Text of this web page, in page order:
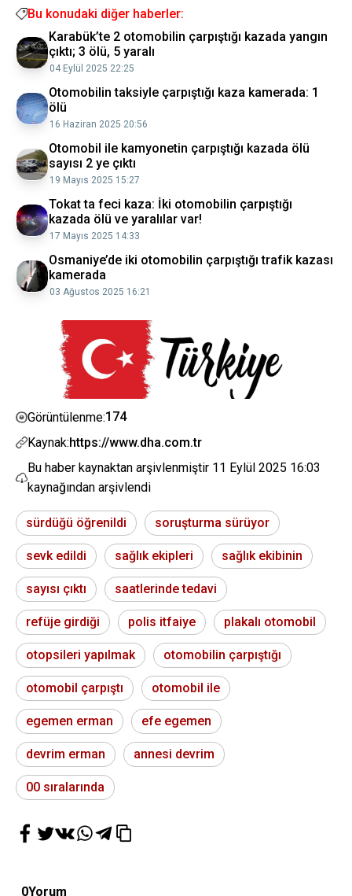
Bu konudaki diğer haberler:
Karabük’te 2 otomobilin çarpıştığı kazada yangın
çıktı; 3 ölü, 5 yaralı
04 Eylül 2025 22:25
Otomobilin taksiyle çarpıştığı kaza kamerada: 1
ölü
16 Haziran 2025 20:56
Otomobil ile kamyonetin çarpıştığı kazada ölü
sayısı 2 ye çıktı
19 Mayıs 2025 15:27
Tokat ta feci kaza: İki otomobilin çarpıştığı
kazada ölü ve yaralılar var!
17 Mayıs 2025 14:33
Osmaniye’de iki otomobilin çarpıştığı trafik kazası
kamerada
03 Ağustos 2025 16:21
Görüntülenme:174
Kaynak:https://www.dha.com.tr
Bu haber kaynaktan arşivlenmiştir 11 Eylül 2025 16:03
kaynağından arşivlendi
sürdüğü öğrenildi soruşturma sürüyor
sevk edildi sağlık ekipleri sağlık ekibinin
sayısı çıktı saatlerinde tedavi
refüje girdiği polis itfaiye plakalı otomobil
otopsileri yapılmak otomobilin çarpıştığı
otomobil çarpıştı otomobil ile
egemen erman efe egemen
devrim erman annesi devrim
00 sıralarında
0Yorum